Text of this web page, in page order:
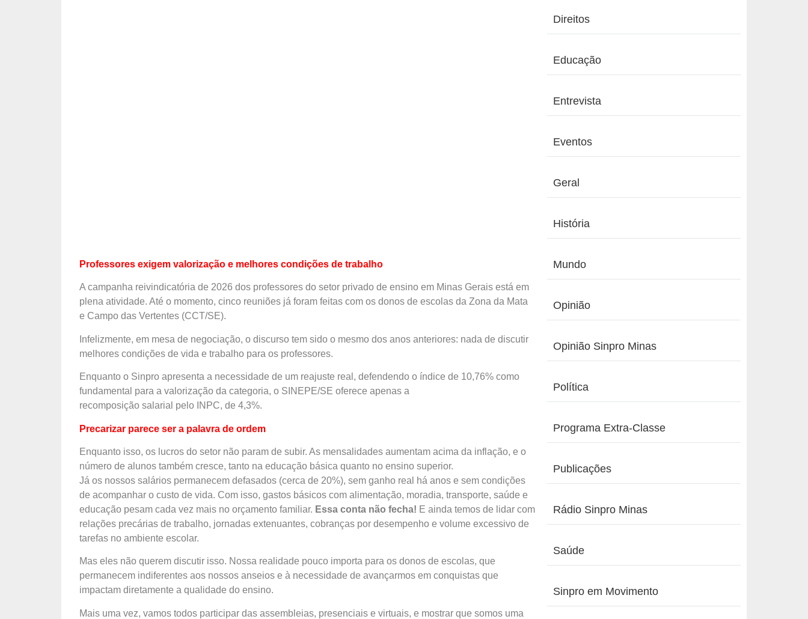
Professores exigem valorização e melhores condições de trabalho
A campanha reivindicatória de 2026 dos professores do setor privado de ensino em Minas Gerais está em
plena atividade. Até o momento, cinco reuniões já foram feitas com os donos de escolas da Zona da Mata
e Campo das Vertentes (CCT/SE).
Infelizmente, em mesa de negociação, o discurso tem sido o mesmo dos anos anteriores: nada de discutir
melhores condições de vida e trabalho para os professores.
Enquanto o Sinpro apresenta a necessidade de um reajuste real, defendendo o índice de 10,76% como
fundamental para a valorização da categoria, o SINEPE/SE oferece apenas a
recomposição salarial pelo INPC, de 4,3%.
Precarizar parece ser a palavra de ordem
Enquanto isso, os lucros do setor não param de subir. As mensalidades aumentam acima da inflação, e o
número de alunos também cresce, tanto na educação básica quanto no ensino superior.
Já os nossos salários permanecem defasados (cerca de 20%), sem ganho real há anos e sem condições
de acompanhar o custo de vida. Com isso, gastos básicos com alimentação, moradia, transporte, saúde e
educação pesam cada vez mais no orçamento familiar. Essa conta não fecha! E ainda temos de lidar com
relações precárias de trabalho, jornadas extenuantes, cobranças por desempenho e volume excessivo de
tarefas no ambiente escolar.
Mas eles não querem discutir isso. Nossa realidade pouco importa para os donos de escolas, que
permanecem indiferentes aos nossos anseios e à necessidade de avançarmos em conquistas que
impactam diretamente a qualidade do ensino.
Mais uma vez, vamos todos participar das assembleias, presenciais e virtuais, e mostrar que somos uma
Direitos
Educação
Entrevista
Eventos
Geral
História
Mundo
Opinião
Opinião Sinpro Minas
Política
Programa Extra-Classe
Publicações
Rádio Sinpro Minas
Saúde
Sinpro em Movimento